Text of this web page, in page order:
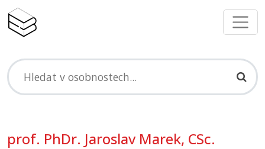
prof. PhDr. Jaroslav Marek, CSc.